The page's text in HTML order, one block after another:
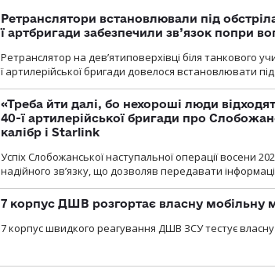
Ретранслятори встановлювали під
ї артбригади забезпечили зв’язок попри
Ретранслятор на дев’ятиповерхівці біля танкового
ї артилерійської бригади довелося встановлювати
«Треба йти далі, бо нехороші люди
40-ї артилерійської бригади про
калібр і Starlink
Успіх Слобожанської наступальної операції восени
надійного зв’язку, що дозволяв передавати
7 корпус ДШВ розгортає власну мобільну
7 корпус швидкого реагування ДШВ ЗСУ тестує власну